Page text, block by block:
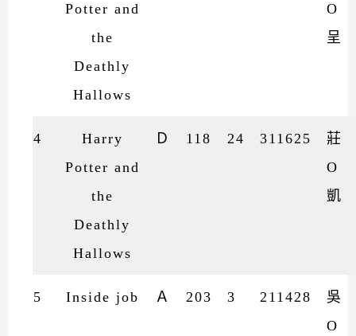
Potter and
the
Deathly
Hallows
O
呈
4
Harry
Potter and
the
Deathly
Hallows
Ｄ 118 24 311625
莊
O
凱
5 Inside job Ａ 203 3 211428
吳
O